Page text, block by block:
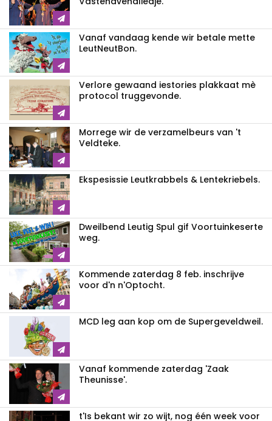
Vanaf vandaag kende wir betale mette
LeutNeutBon.
Verlore gewaand iestories plakkaat mè
protocol truggevonde.
Morrege wir de verzamelbeurs van 't
Veldteke.
Ekspesissie Leutkrabbels & Lentekriebels.
Dweilbend Leutig Spul gif Voortuinkeserte
weg.
Kommende zaterdag 8 feb. inschrijve
voor d'n n'Optocht.
MCD leg aan kop om de Supergeveldweil.
Vanaf kommende zaterdag 'Zaak
Theunisse'.
t'Is bekant wir zo wijt, nog één week voor